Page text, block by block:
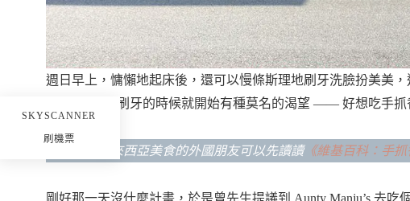
週日早上，慵懶地起床後，還可以慢條斯理地刷牙洗臉扮美美
奶爸 ❤️ 一邊刷牙的時候就開始有種莫名的渴望 —— 好想吃手抓
不太熟悉馬來西亞美食的外國朋友可以先讀讀《維基百科：手抓
剛好那一天沒什麼計畫，於是曾先生提議到 Aunty Manju’s 去
SKYSCANNER
刷機票